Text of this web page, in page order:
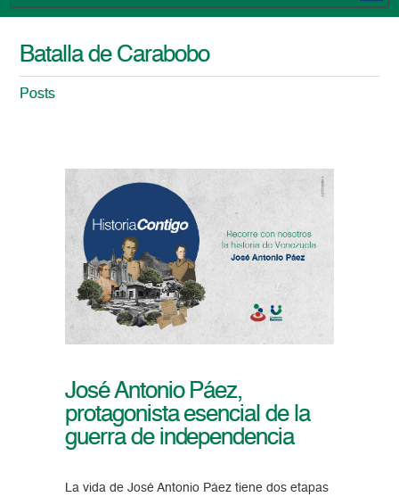
Batalla de Carabobo
Posts
José Antonio Páez,
protagonista esencial de la
guerra de independencia
La vida de José Antonio Páez tiene dos etapas